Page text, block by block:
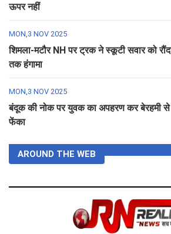
ऊपर नहीं
MON,3 NOV 2025
शिमला-मटौर NH पर ट्रक ने स्कूटी सवार को
तक हंगामा
MON,3 NOV 2025
बंदूक की नोक पर युवक का अपहरण कर बेरहमी से
फेंका
AROUND THE WEB